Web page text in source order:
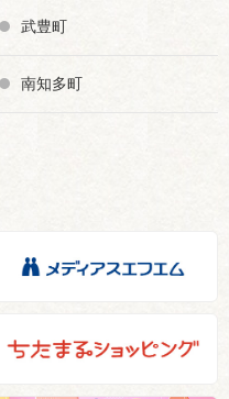
武豊町
南知多町